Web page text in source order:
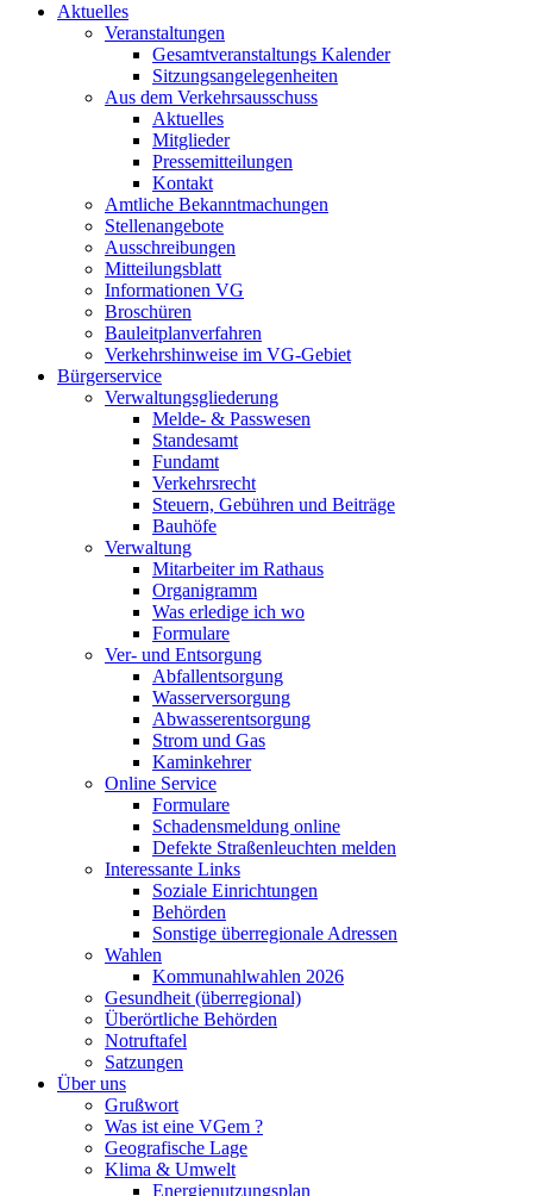
Aktuelles
Veranstaltungen
Gesamtveranstaltungs Kalender
Sitzungsangelegenheiten
Aus dem Verkehrsausschuss
Aktuelles
Mitglieder
Pressemitteilungen
Kontakt
Amtliche Bekanntmachungen
Stellenangebote
Ausschreibungen
Mitteilungsblatt
Informationen VG
Broschüren
Bauleitplanverfahren
Verkehrshinweise im VG-Gebiet
Bürgerservice
Verwaltungsgliederung
Melde- & Passwesen
Standesamt
Fundamt
Verkehrsrecht
Steuern, Gebühren und Beiträge
Bauhöfe
Verwaltung
Mitarbeiter im Rathaus
Organigramm
Was erledige ich wo
Formulare
Ver- und Entsorgung
Abfallentsorgung
Wasserversorgung
Abwasserentsorgung
Strom und Gas
Kaminkehrer
Online Service
Formulare
Schadensmeldung online
Defekte Straßenleuchten melden
Interessante Links
Soziale Einrichtungen
Behörden
Sonstige überregionale Adressen
Wahlen
Kommunahlwahlen 2026
Gesundheit (überregional)
Überörtliche Behörden
Notruftafel
Satzungen
Über uns
Grußwort
Was ist eine VGem ?
Geografische Lage
Klima & Umwelt
Energienutzungsplan